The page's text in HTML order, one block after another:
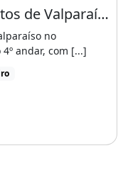
Alugo o Maior Apto 02 Quartos de Valparaíso com 70 M² e Perto da Br 040
no
andar, com [...]